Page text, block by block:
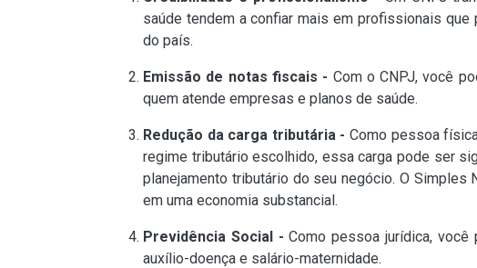
saúde tendem a confiar mais em profissionais
do país.
Emissão de notas fiscais - Com o CNPJ, você
quem atende empresas e planos de saúde.
Redução da carga tributária - Como pessoa
regime tributário escolhido, essa carga pode ser
planejamento tributário do seu negócio. O
em uma economia substancial.
Previdência Social -Como pessoa jurídica, você
auxílio-doença e salário-maternidade.